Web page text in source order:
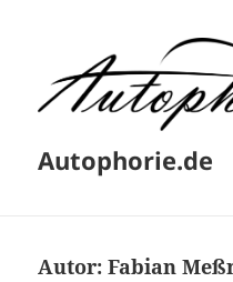
Autophorie.de
Autor:Fabian